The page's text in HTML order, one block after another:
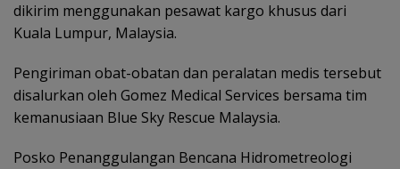
dikirim menggunakan pesawat kargo khusus dari
Kuala Lumpur, Malaysia.
Pengiriman obat-obatan dan peralatan medis tersebut
disalurkan oleh Gomez Medical Services bersama tim
kemanusiaan Blue Sky Rescue Malaysia.
Posko Penanggulangan Bencana Hidrometreologi